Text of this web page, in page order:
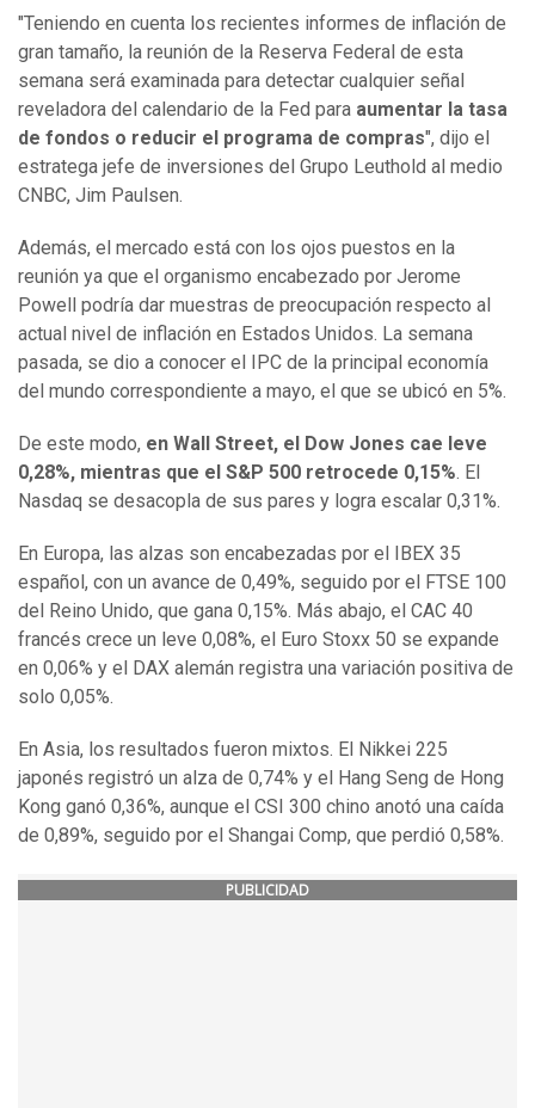
"Teniendo en cuenta los recientes informes de inflación de
gran tamaño, la reunión de la Reserva Federal de esta
semana será examinada para detectar cualquier señal
reveladora del calendario de la Fed para aumentar la tasa
de fondos o reducir el programa de compras", dijo el
estratega jefe de inversiones del Grupo Leuthold al medio
CNBC, Jim Paulsen.
Además, el mercado está con los ojos puestos en la
reunión ya que el organismo encabezado por Jerome
Powell podría dar muestras de preocupación respecto al
actual nivel de inflación en Estados Unidos. La semana
pasada, se dio a conocer el IPC de la principal economía
del mundo correspondiente a mayo, el que se ubicó en 5%.
De este modo, en Wall Street, el Dow Jones cae leve
0,28%, mientras que el S&P 500 retrocede 0,15%. El
Nasdaq se desacopla de sus pares y logra escalar 0,31%.
En Europa, las alzas son encabezadas por el IBEX 35
español, con un avance de 0,49%, seguido por el FTSE 100
del Reino Unido, que gana 0,15%. Más abajo, el CAC 40
francés crece un leve 0,08%, el Euro Stoxx 50 se expande
en 0,06% y el DAX alemán registra una variación positiva de
solo 0,05%.
En Asia, los resultados fueron mixtos. El Nikkei 225
japonés registró un alza de 0,74% y el Hang Seng de Hong
Kong ganó 0,36%, aunque el CSI 300 chino anotó una caída
de 0,89%, seguido por el Shangai Comp, que perdió 0,58%.
PUBLICIDAD